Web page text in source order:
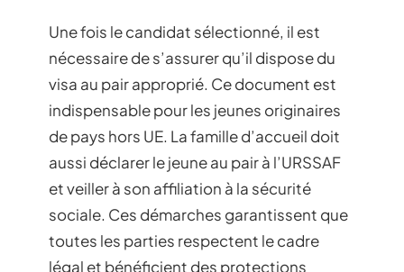
Une fois le candidat sélectionné, il est
nécessaire de s’assurer qu’il dispose du
visa au pair approprié. Ce document est
indispensable pour les jeunes originaires
de pays hors UE. La famille d’accueil doit
aussi déclarer le jeune au pair à l’URSSAF
et veiller à son affiliation à la sécurité
sociale. Ces démarches garantissent que
toutes les parties respectent le cadre
légal et bénéficient des protections